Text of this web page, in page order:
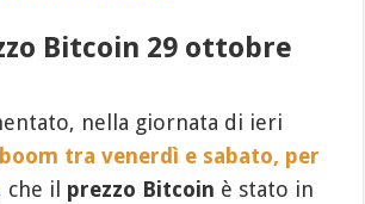
Bitcoin 29 ottobre
nella giornata di ieri
tra venerdì e sabato, per
che il prezzo Bitcoin è stato in